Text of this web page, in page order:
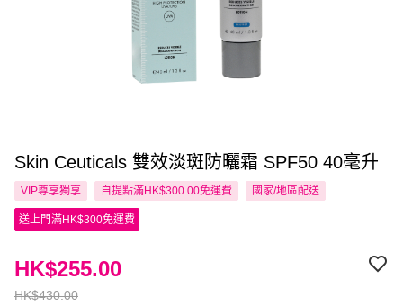
Skin Ceuticals 雙效淡斑防曬霜 SPF50 40毫升
VIP尊享獨享 自提點滿HK$300.00免運費 國家/地區配送
送上門滿HK$300免運費
HK$430.00
HK$255.00